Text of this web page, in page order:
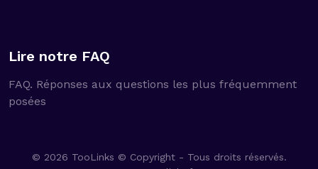
Lire notre FAQ
FAQ. Réponses aux questions les plus fréquemment
posées
© 2026 TooLinks © Copyright - Tous droits réservés.